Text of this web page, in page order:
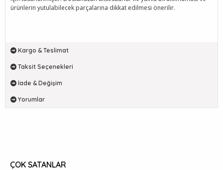
ürünlerin yutulabilecek parçalarına dikkat edilmesi önerilir.
Kargo & Teslimat
Taksit Seçenekleri
İade & Değişim
Yorumlar
ÇOK SATANLAR